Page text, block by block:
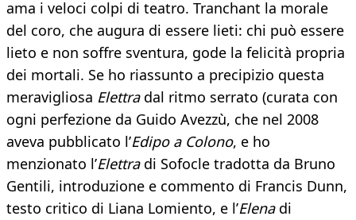
ama i veloci colpi di teatro. Tranchant la morale
del coro, che augura di essere lieti: chi può essere
lieto e non soffre sventura, gode la felicità propria
dei mortali. Se ho riassunto a precipizio questa
meravigliosa Elettradal ritmo serrato (curata con
ogni perfezione da Guido Avezzù, che nel 2008
aveva pubblicato l’Edipo a Colono, e ho
menzionato l’Elettradi Sofocle tradotta da Bruno
Gentili, introduzione e commento di Francis Dunn,
testo critico di Liana Lomiento, e l’Elenadi